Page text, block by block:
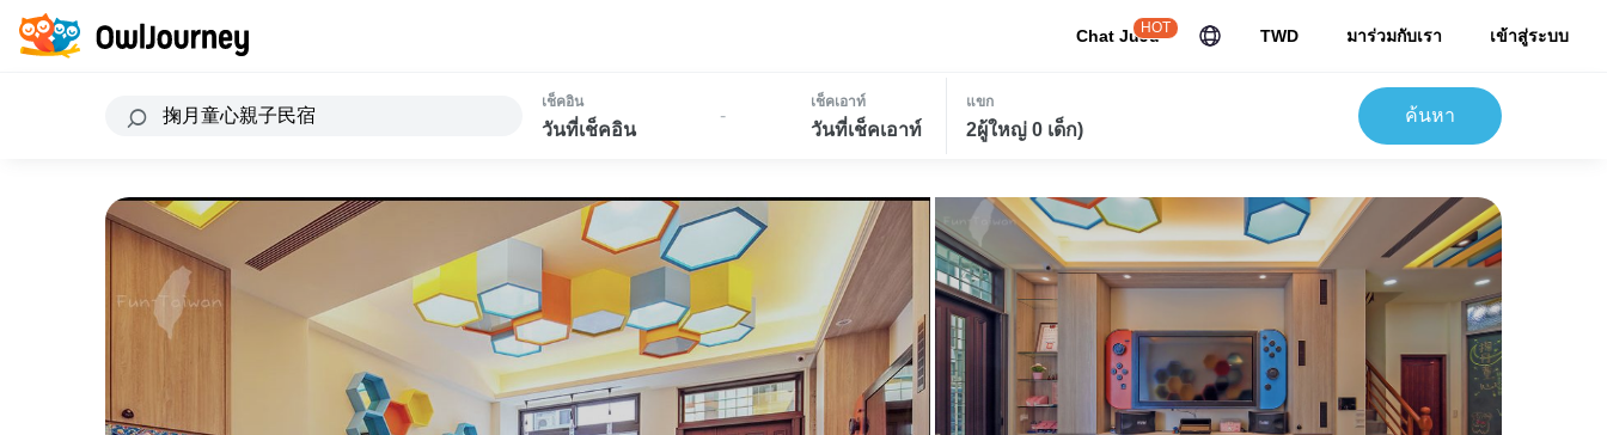
Chat JuJu
HOT TWD มาร่วมกับเรา เข้าสู่ระบบ
เช็คอิน
วันที่เช็คอิน
-
เช็คเอาท์
วันที่เช็คเอาท์
แขก
2ผู้ใหญ่ 0 เด็ก)
ค้นหา